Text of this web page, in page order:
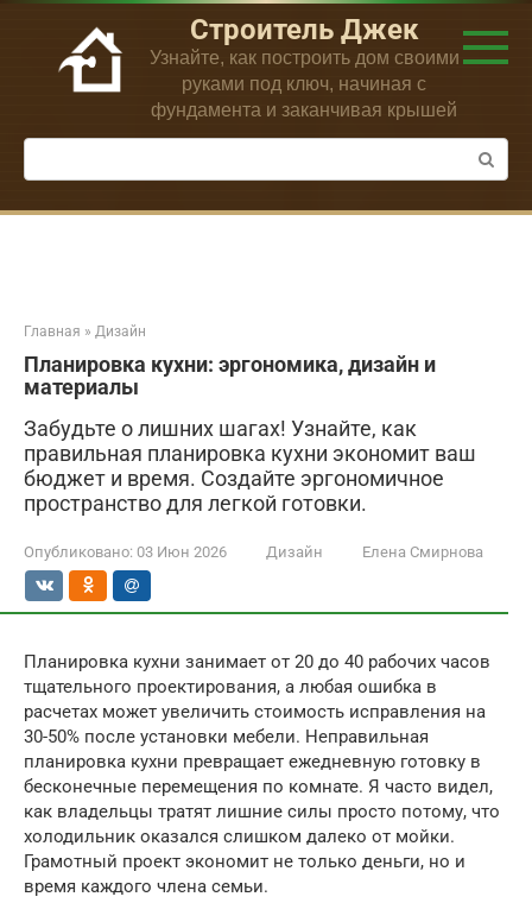
Перейти
контенту
Строитель Джек
Узнайте, как построить дом своими
руками под ключ, начиная с
фундамента и заканчивая крышей
Поиск:
Главная » Дизайн
Планировка кухни: эргономика, дизайн и
материалы
Забудьте о лишних шагах! Узнайте, как
правильная планировка кухни экономит ваш
бюджет и время. Создайте эргономичное
пространство для легкой готовки.
Опубликовано: 03 Июн 2026 Дизайн Елена Смирнова
Планировка кухни занимает от 20 до 40 рабочих часов
тщательного проектирования, а любая ошибка в
расчетах может увеличить стоимость исправления на
30-50% после установки мебели. Неправильная
планировка кухни превращает ежедневную готовку в
бесконечные перемещения по комнате. Я часто видел,
как владельцы тратят лишние силы просто потому, что
холодильник оказался слишком далеко от мойки.
Грамотный проект экономит не только деньги, но и
время каждого члена семьи.